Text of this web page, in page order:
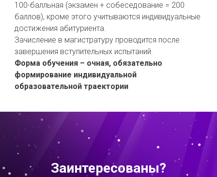
100-балльная (экзамен + собеседование = 200
баллов), кроме этого учитываются индивидуальные
достижения абитуриента.
Зачисление в магистратуру проводится после
завершения вступительных испытаний.
Форма обучения – очная, обязательно
формирование индивидуальной
образовательной траектории
Заинтересованы?